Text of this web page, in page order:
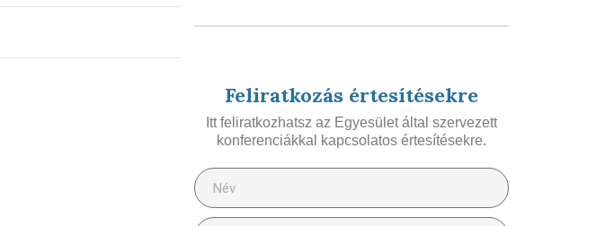
Feliratkozás értesítésekre
Itt feliratkozhatsz az Egyesület által szervezett
konferenciákkal kapcsolatos értesítésekre.